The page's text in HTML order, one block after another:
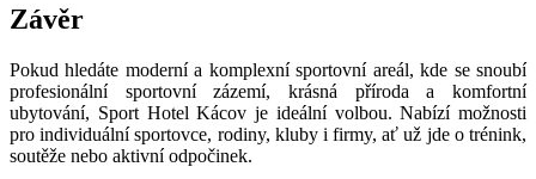
Závěr
Pokud hledáte moderní a komplexní sportovní areál, kde se snoubí
profesionální sportovní zázemí, krásná příroda a komfortní
ubytování, Sport Hotel Kácov je ideální volbou. Nabízí možnosti
pro individuální sportovce, rodiny, kluby i firmy, ať už jde o trénink,
soutěže nebo aktivní odpočinek.